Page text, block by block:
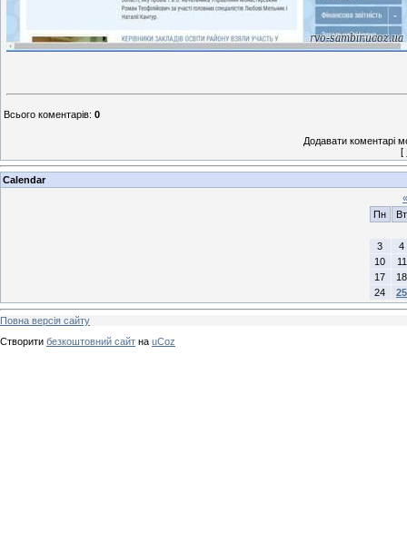
Всього коментарів: 0
Додавати коментарі
[
Calendar
«
Пн
Вт
3
4
10
11
17
18
24
25
Повна версія сайту
Створити безкоштовний сайт на uCoz